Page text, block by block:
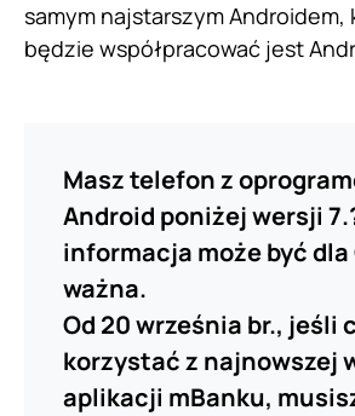
samym najstarszym Androidem,
będzie współpracować jest
Masz telefon z
Android poniżej wersji
informacja może być
ważna.
Od 20 września br., jeśli
korzystać z najnowszej
aplikacji mBanku,